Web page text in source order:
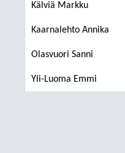
Kälviä Markku
Kaarnalehto Annika
Olasvuori Sanni
Yli-Luoma Emmi